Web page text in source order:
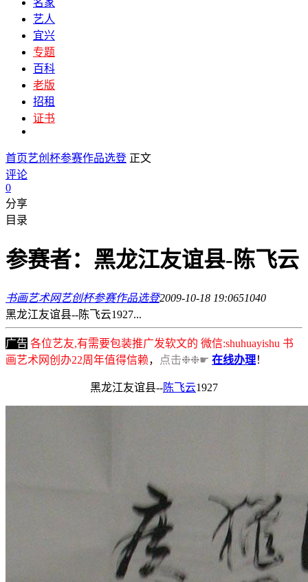
艺人
宜兴
专题
百科
老版
招租
证书
首页艺创杯参赛作品选登 正文
评论
0
分享
目录
参赛者：黑龙江友谊县-陈飞云
书画艺术网艺创杯参赛作品选登2009-10-18 19:0651040
黑龙江友谊县--陈飞云1927...
广告 各位艺友,有需要包装推广发软文的 微信:shuhuayishu 书
画艺术网创办22周年值得信赖， 点击❉❉☛ 在线办理！
黑龙江友谊县--陈飞云1927